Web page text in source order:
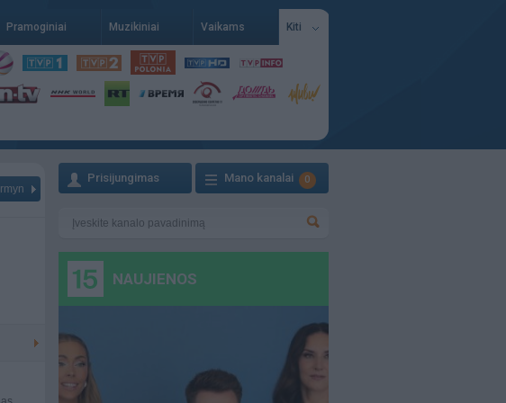
Pramoginiai Muzikiniai Vaikams Kiti
Prisijungimas Mano kanalai 0